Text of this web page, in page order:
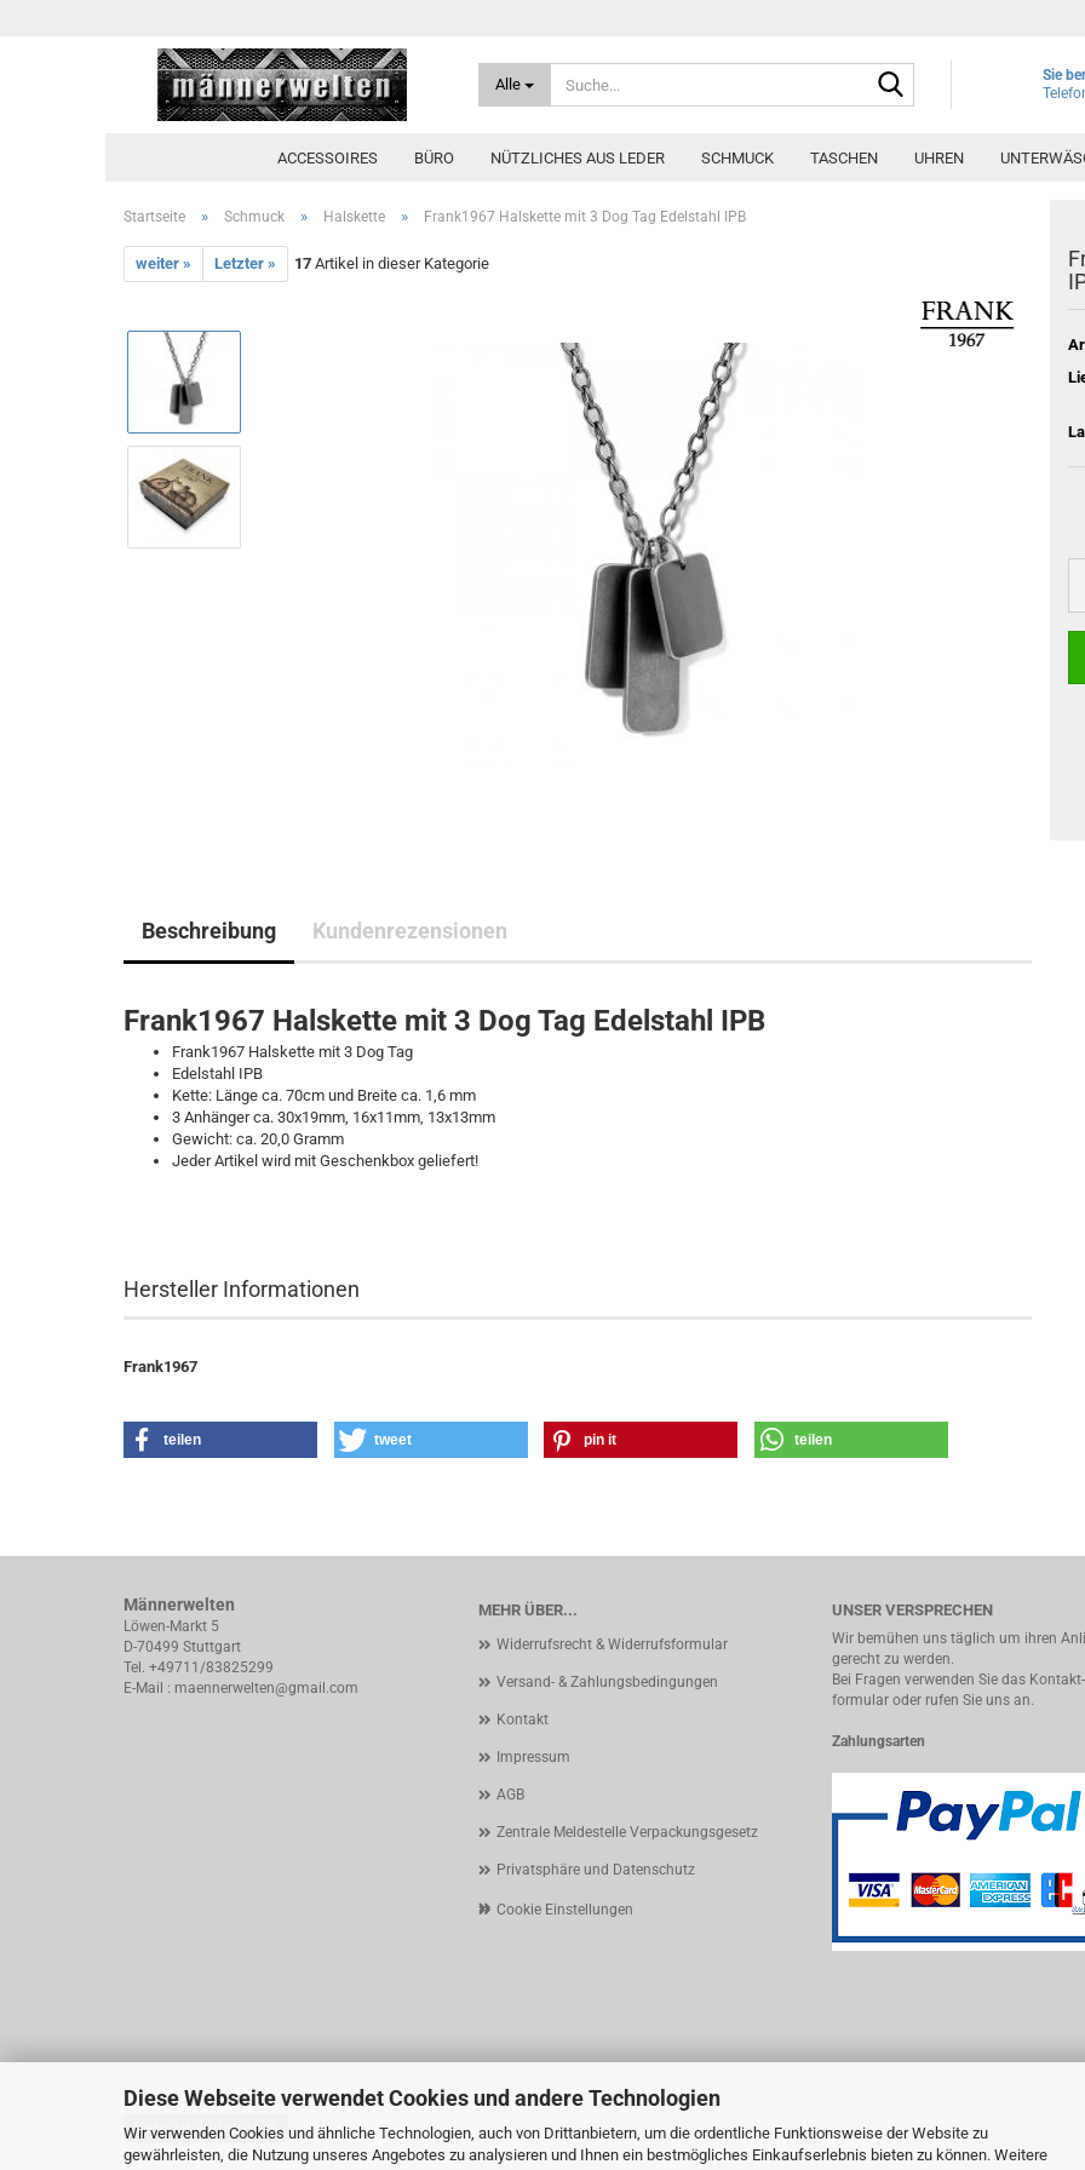
Diese Webseite verwendet Cookies und andere Technologien
Wir verwenden Cookies und ähnliche Technologien, auch von Drittanbietern, um die ordentliche Funktionsweise der Website zu
gewährleisten, die Nutzung unseres Angebotes zu analysieren und Ihnen ein bestmögliches Einkaufserlebnis bieten zu können. Weitere
Alle
Sie
ACCESSOIRES BÜRO NÜTZLICHES AUS LEDER SCHMUCK TASCHEN UHREN
Startseite » Schmuck » Halskette » Frank1967 Halskette mit 3 Dog Tag Edelstahl IPB
weiter » Letzter » 17 Artikel in dieser Kategorie
Beschreibung Kundenrezensionen
Frank1967 Halskette mit 3 Dog Tag Edelstahl IPB
Frank1967 Halskette mit 3 Dog Tag
Edelstahl IPB
Kette: Länge ca. 70cm und Breite ca. 1,6 mm
3 Anhänger ca. 30x19mm, 16x11mm, 13x13mm
Gewicht: ca. 20,0 Gramm
Jeder Artikel wird mit Geschenkbox geliefert!​
Hersteller Informationen
Frank1967
teilen tweet pin it teilen
MEHR ÜBER...
Widerrufsrecht & Widerrufsformular
Versand- & Zahlungsbedingungen
Kontakt
Impressum
AGB
Zentrale Meldestelle Verpackungsgesetz
Privatsphäre und Datenschutz
Cookie Einstellungen
UNSER VERSPRECHEN
Wir bemühen uns täglich um ihren
gerecht zu werden.
Bei Fragen verwenden Sie das Kontakt-
formular oder rufen Sie uns an.
Zahlungsarten
Männerwelten
Löwen-Markt 5
D-70499 Stuttgart
Tel. +49711/83825299
E-Mail : maennerwelten@gmail.com
Vertrag widerrufen